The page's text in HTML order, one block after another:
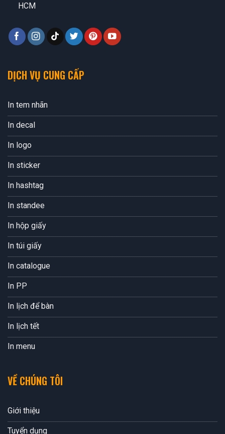
HCM
DỊCH VỤ CUNG CẤP
In tem nhãn
In decal
In logo
In sticker
In hashtag
In standee
In hộp giấy
In túi giấy
In catalogue
In PP
In lịch để bàn
In lịch tết
In menu
VỀ CHÚNG TÔI
Giới thiệu
Tuyển dụng